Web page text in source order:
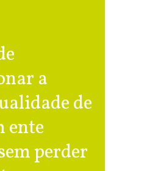
a
de
ente
perder